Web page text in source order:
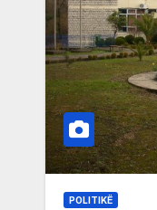
POLITIKË